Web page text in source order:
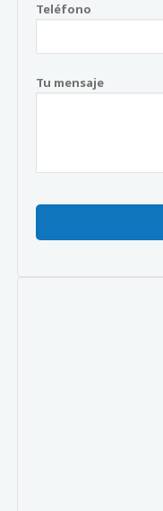
Teléfono
Tu mensaje